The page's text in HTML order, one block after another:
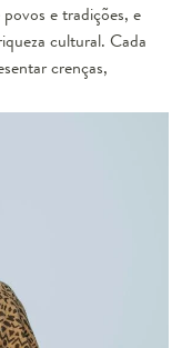
e tradições, e
cultural. Cada
crenças,